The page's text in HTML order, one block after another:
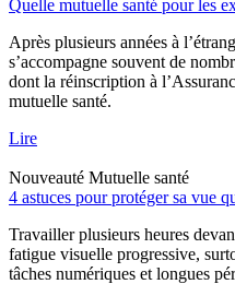
Quelle mutuelle santé pour les
Après plusieurs années à
s’accompagne souvent de
dont la réinscription à
mutuelle santé.
Lire
Nouveauté Mutuelle santé
4 astuces pour protéger sa vue
Travailler plusieurs heures
fatigue visuelle progressive,
tâches numériques et longues